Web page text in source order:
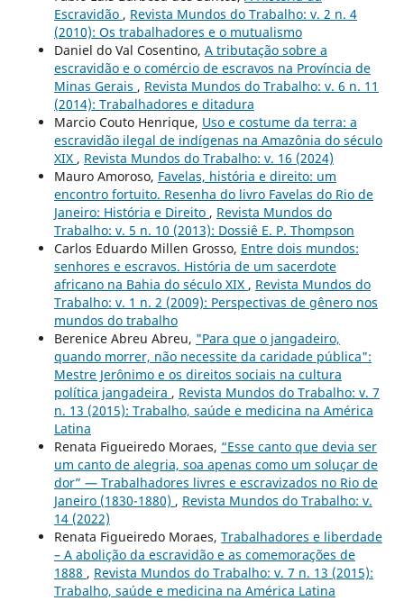
Escravidão , Revista Mundos do Trabalho: v. 2 n. 4
(2010): Os trabalhadores e o mutualismo
Daniel do Val Cosentino, A tributação sobre a
escravidão e o comércio de escravos na Província de
Minas Gerais , Revista Mundos do Trabalho: v. 6 n. 11
(2014): Trabalhadores e ditadura
Marcio Couto Henrique, Uso e costume da terra: a
escravidão ilegal de indígenas na Amazônia do século
XIX , Revista Mundos do Trabalho: v. 16 (2024)
Mauro Amoroso, Favelas, história e direito: um
encontro fortuito. Resenha do livro Favelas do Rio de
Janeiro: História e Direito , Revista Mundos do
Trabalho: v. 5 n. 10 (2013): Dossiê E. P. Thompson
Carlos Eduardo Millen Grosso, Entre dois mundos:
senhores e escravos. História de um sacerdote
africano na Bahia do século XIX , Revista Mundos do
Trabalho: v. 1 n. 2 (2009): Perspectivas de gênero nos
mundos do trabalho
Berenice Abreu Abreu, "Para que o jangadeiro,
quando morrer, não necessite da caridade pública":
Mestre Jerônimo e os direitos sociais na cultura
política jangadeira , Revista Mundos do Trabalho: v. 7
n. 13 (2015): Trabalho, saúde e medicina na América
Latina
Renata Figueiredo Moraes, “Esse canto que devia ser
um canto de alegria, soa apenas como um soluçar de
dor” — Trabalhadores livres e escravizados no Rio de
Janeiro (1830-1880) , Revista Mundos do Trabalho: v.
14 (2022)
Renata Figueiredo Moraes, Trabalhadores e liberdade
– A abolição da escravidão e as comemorações de
1888 , Revista Mundos do Trabalho: v. 7 n. 13 (2015):
Trabalho, saúde e medicina na América Latina